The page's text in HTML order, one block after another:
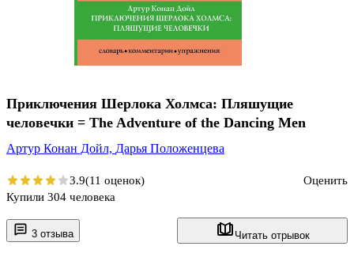
3 отзыва Читать отрывок
Приключения Шерлока Холмса: Пляшущие
человечки = The Adventure of the Dancing Men
Артур Конан Дойл, Дарья Положенцева
3.9(11 оценок)
Оценить
Купили 304 человека